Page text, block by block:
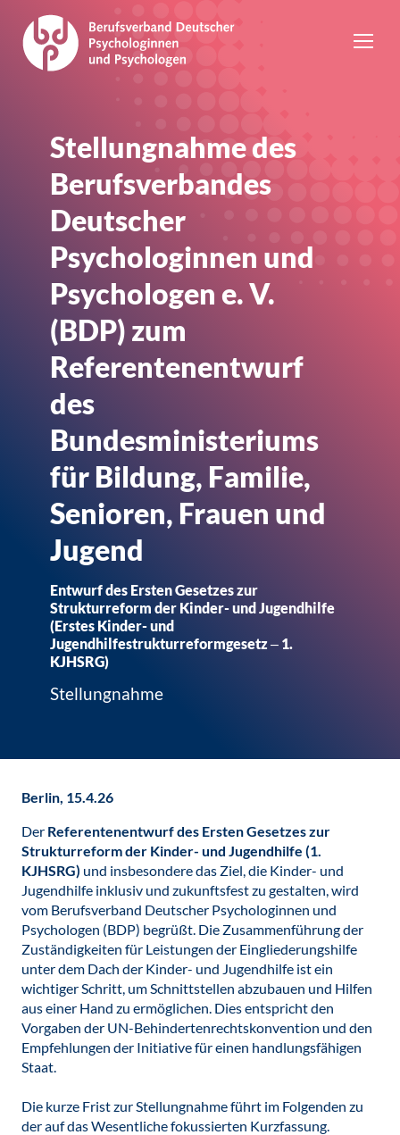
Stellungnahme des
Berufsverbandes
Deutscher
Psychologinnen und
Psychologen e. V.
(BDP) zum
Referentenentwurf
des
Bundesministeriums
für Bildung, Familie,
Senioren, Frauen und
Jugend
Entwurf des Ersten Gesetzes zur
Strukturreform der Kinder- und Jugendhilfe
(Erstes Kinder- und
Jugendhilfestrukturreformgesetz ‒ 1.
KJHSRG)
Stellungnahme
Berlin, 15.4.26
Der Referentenentwurf des Ersten Gesetzes zur
Strukturreform der Kinder- und Jugendhilfe (1.
KJHSRG) und insbesondere das Ziel, die Kinder- und
Jugendhilfe inklusiv und zukunftsfest zu gestalten, wird
vom Berufsverband Deutscher Psychologinnen und
Psychologen (BDP) begrüßt. Die Zusammenführung der
Zuständigkeiten für Leistungen der Eingliederungshilfe
unter dem Dach der Kinder- und Jugendhilfe ist ein
wichtiger Schritt, um Schnittstellen abzubauen und Hilfen
aus einer Hand zu ermöglichen. Dies entspricht den
Vorgaben der UN-Behindertenrechtskonvention und den
Empfehlungen der Initiative für einen handlungsfähigen
Staat.
Die kurze Frist zur Stellungnahme führt im Folgenden zu
der auf das Wesentliche fokussierten Kurzfassung.